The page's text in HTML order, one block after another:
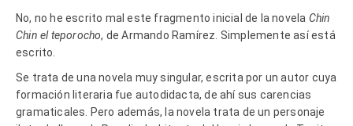
No, no he escrito mal este fragmento inicial de la novela Chin
Chin el teporocho, de Armando Ramírez. Simplemente así está
escrito.
Se trata de una novela muy singular, escrita por un autor cuya
formación literaria fue autodidacta, de ahí sus carencias
gramaticales. Pero además, la novela trata de un personaje